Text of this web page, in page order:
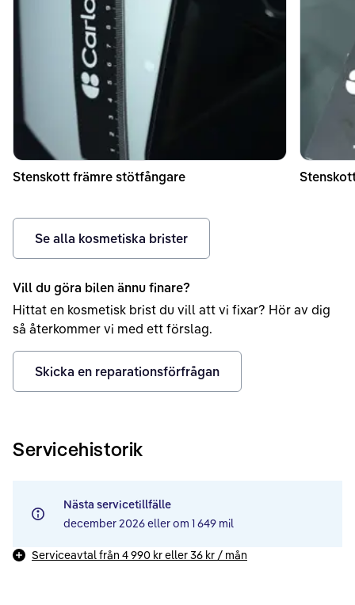
Stenskott främre stötfångare
Se alla kosmetiska brister
Vill du göra bilen ännu finare?
Hittat en kosmetisk brist du vill att vi fixar? Hör av dig
så återkommer vi med ett förslag.
Skicka en reparationsförfrågan
Servicehistorik
Nästa servicetillfälle
december 2026eller om 1 649 mil
Serviceavtal från 4 990 kreller36 kr / mån